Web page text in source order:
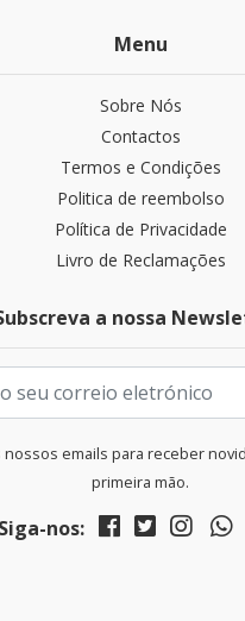
Menu
Sobre Nós
Contactos
Termos e Condições
Politica de reembolso
Política de Privacidade
Livro de Reclamações
a nossa
nossos emails para receber
primeira mão.
Siga-nos: